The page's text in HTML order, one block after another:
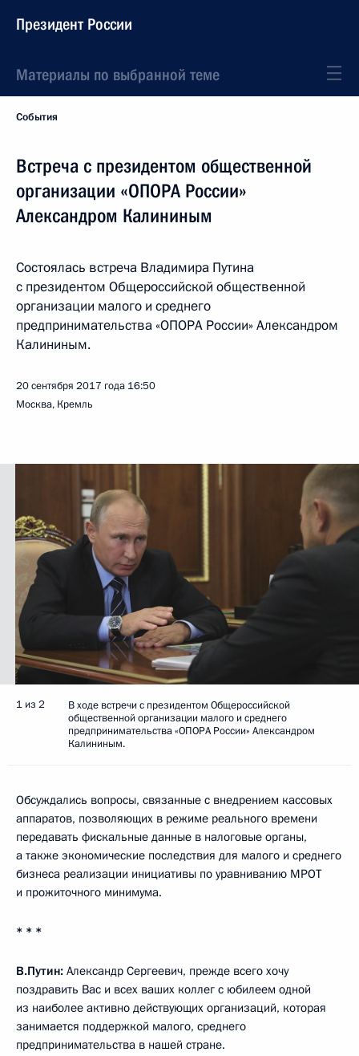
Президент России
Материалы по выбранной теме
События
Встреча с президентом общественной
организации «ОПОРА России»
Александром Калининым
Состоялась встреча Владимира Путина
с президентом Общероссийской общественной
организации малого и среднего
предпринимательства «ОПОРА России» Александром
Калининым.
20 сентября 2017 года 16:50
Москва, Кремль
1 из 2
В ходе встречи с президентом Общероссийской
общественной организации малого и среднего
предпринимательства «ОПОРА России» Александром
Калининым.
Обсуждались вопросы, связанные с внедрением кассовых
аппаратов, позволяющих в режиме реального времени
передавать фискальные данные в налоговые органы,
а также экономические последствия для малого и среднего
бизнеса реализации инициативы по уравниванию МРОТ
и прожиточного минимума.
* * *
В.Путин: Александр Сергеевич, прежде всего хочу
поздравить Вас и всех ваших коллег с юбилеем одной
из наиболее активно действующих организаций, которая
занимается поддержкой малого, среднего
предпринимательства в нашей стране.